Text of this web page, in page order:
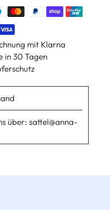
mit Klarna
in 30 Tagen
über: sattel@anna-